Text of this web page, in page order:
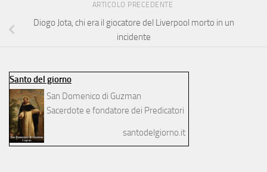
ARTICOLO PRECEDENTE
Diogo Jota, chi era il giocatore del Liverpool morto in un
incidente
Santo del giorno
San Domenico di Guzman
Sacerdote e fondatore dei Predicatori
santodelgiorno.it